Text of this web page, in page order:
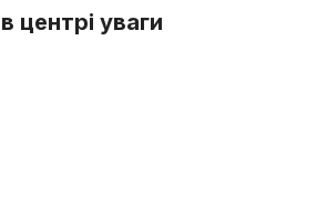
центрі уваги